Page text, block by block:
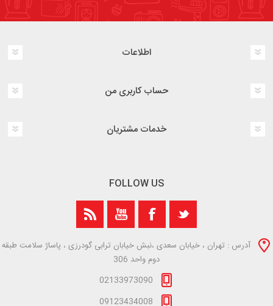
اطلاعات
حساب کاربری من
خدمات مشتریان
FOLLOW US
آدرس : تهران ، خیابان سعدی ،نبش خیابان ترابی گودرزی ، پاساژ سلامت طبقه
دوم واحد 306
02133973090
09123434008